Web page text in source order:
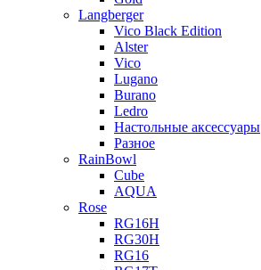
Langberger
Vico Black Edition
Alster
Vico
Lugano
Burano
Ledro
Настольные аксессуары
Разное
RainBowl
Cube
AQUA
Rose
RG16H
RG30H
RG16